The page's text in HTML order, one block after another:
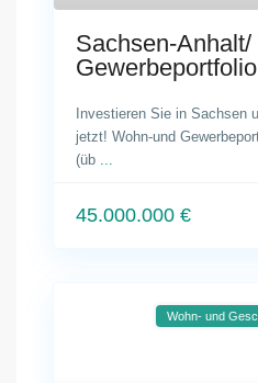
Sachsen-
Investieren Sie in Sachsen
jetzt! Wohn-und
(üb ...
45.000.000 €
Wohn- und